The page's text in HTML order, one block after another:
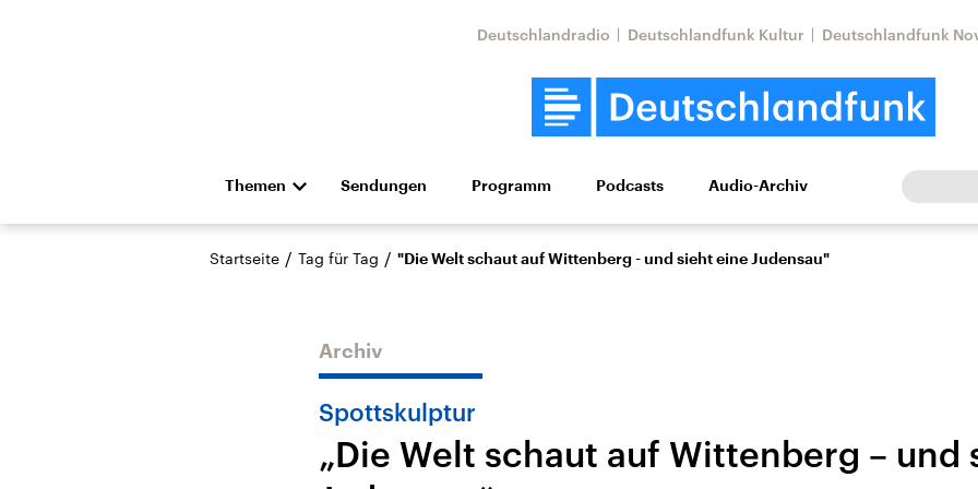
Deutschlandradio Deutschlandfunk Kultur Deutschlandfunk
Themen
Die Nachrichten Politik Wirtschaft Wissen Kultur Europa
Hörspiel und Feature Musik
Landtagswahl Sachsen-
Anhalt 2026
USA
Nahostkonflikt
Iran
Aktuelle Lage und
Sendungen Programm Podcasts Audio-Archiv
Startseite / Tag für Tag / "Die Welt schaut auf Wittenberg - und sieht eine Judensau"
Archiv
Spottskulptur
„Die Welt schaut auf Wittenberg – und